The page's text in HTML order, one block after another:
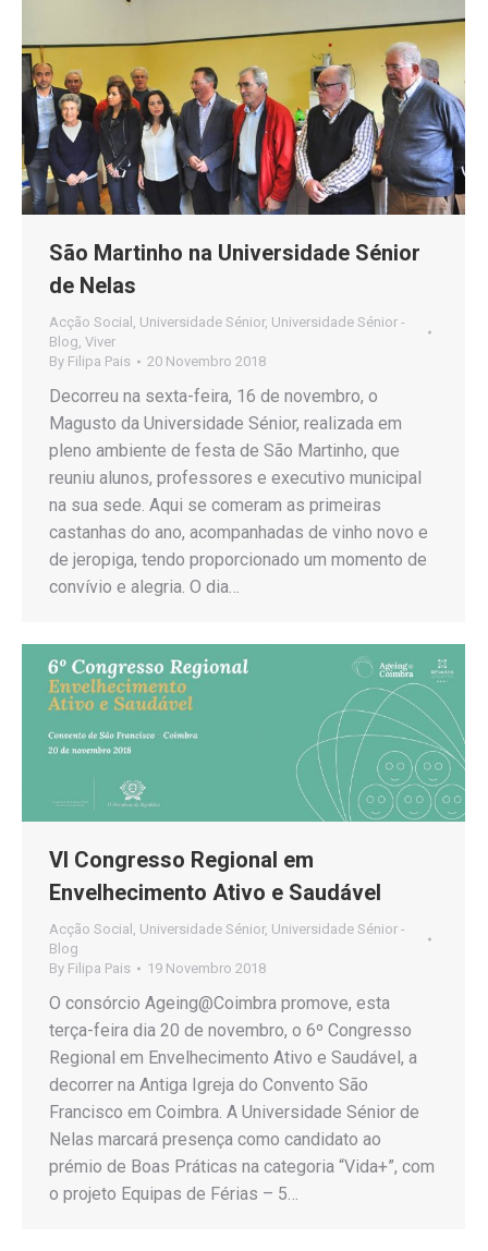
São Martinho na Universidade Sénior
de Nelas
Acção Social Universidade Sénior, Universidade Sénior -
Blog Viver
By Filipa Pais 20 Novembro 2018
Decorreu na sexta-feira, 16 de novembro, o
Magusto da Universidade Sénior, realizada em
pleno ambiente de festa de São Martinho, que
reuniu alunos, professores e executivo municipal
na sua sede. Aqui se comeram as primeiras
castanhas do ano, acompanhadas de vinho novo e
de jeropiga, tendo proporcionado um momento de
convívio e alegria. O dia…
VI Congresso Regional em
Envelhecimento Ativo e Saudável
Acção Social , Universidade Sénior, Universidade Sénior -
Blog
By Filipa Pais 19 Novembro 2018
O consórcio Ageing@Coimbra promove, esta
terça-feira dia 20 de novembro, o 6º Congresso
Regional em Envelhecimento Ativo e Saudável, a
decorrer na Antiga Igreja do Convento São
Francisco em Coimbra. A Universidade Sénior de
Nelas marcará presença como candidato ao
prémio de Boas Práticas na categoria “Vida+”, com
o projeto Equipas de Férias – 5…